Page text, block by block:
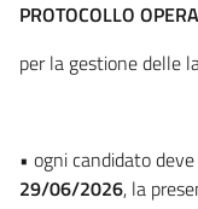
PROTOCOLLO
per la gestione delle
• ogni candidato
29/06/2026, la